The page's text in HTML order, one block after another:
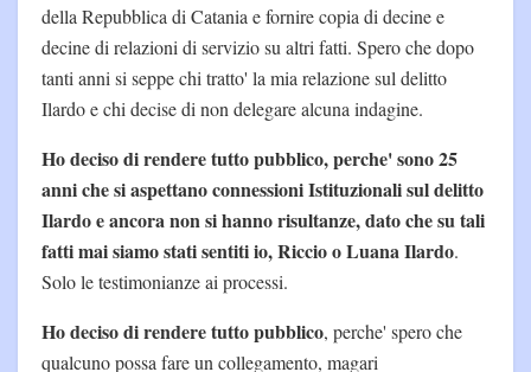
della Repubblica di Catania e fornire copia di decine e
decine di relazioni di servizio su altri fatti. Spero che dopo
tanti anni si seppe chi tratto' la mia relazione sul delitto
Ilardo e chi decise di non delegare alcuna indagine.
Ho deciso di rendere tutto pubblico, perche' sono 25
anni che si aspettano connessioni Istituzionali sul delitto
Ilardo e ancora non si hanno risultanze, dato che su tali
fatti mai siamo stati sentiti io, Riccio o Luana Ilardo.
Solo le testimonianze ai processi.
Ho deciso di rendere tutto pubblico, perche' spero che
qualcuno possa fare un collegamento, magari